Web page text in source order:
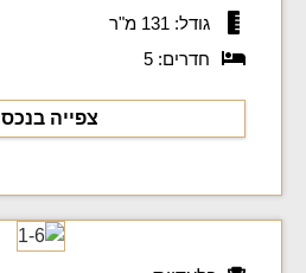
גודל: 131 מ"ר
חדרים: 5
צפייה בנכס